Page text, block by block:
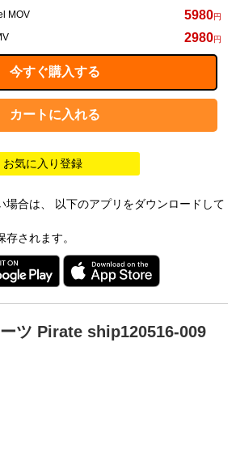
MOV 5980円
2980円
お気に入り登録
場合は、 以下のアプリをダウンロードして
されます。
ツ Pirate ship120516-009